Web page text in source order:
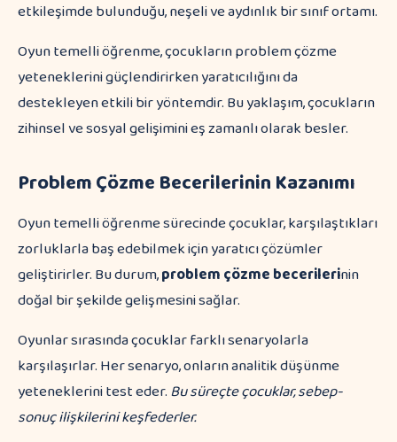
Oyun temelli öğrenme, çocukların problem çözme
yeteneklerini güçlendirirken yaratıcılığını da
destekleyen etkili bir yöntemdir. Bu yaklaşım, çocukların
zihinsel ve sosyal gelişimini eş zamanlı olarak besler.
Problem Çözme Becerilerinin Kazanımı
Oyun temelli öğrenme sürecinde çocuklar, karşılaştıkları
zorluklarla baş edebilmek için yaratıcı çözümler
geliştirirler. Bu durum,problem çözme becerilerinin
doğal bir şekilde gelişmesini sağlar.
Oyunlar sırasında çocuklar farklı senaryolarla
karşılaşırlar. Her senaryo, onların analitik düşünme
yeteneklerini test eder.Bu süreçte çocuklar, sebep-
sonuç ilişkilerini keşfederler.